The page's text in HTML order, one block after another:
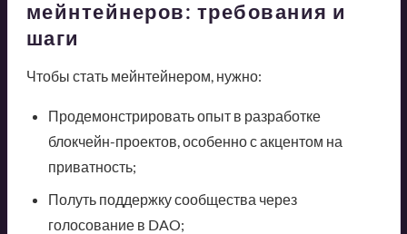
мейнтейнеров: требования и
шаги
Чтобы стать мейнтейнером, нужно:
Продемонстрировать опыт в разработке
блокчейн-проектов, особенно с акцентом на
приватность;
Полуть поддержку сообщества через
голосование в DAO;